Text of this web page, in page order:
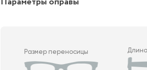
Размер переносицы